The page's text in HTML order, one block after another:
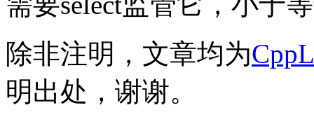
除非注明，文章均为
明出处，谢谢。